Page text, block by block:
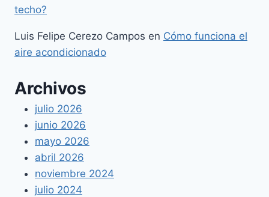
techo?
Luis Felipe Cerezo Campos en Cómo funciona el
aire acondicionado
Archivos
julio 2026
junio 2026
mayo 2026
abril 2026
noviembre 2024
julio 2024